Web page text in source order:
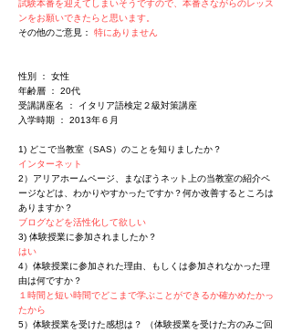
試験本番を迎えてしまいそうですので、本番さながらのレッス
ンをお願いできたらと思います。
その他のご意見： 特にありません
性別 ： 女性
年齢層 ： 20代
受講講座名 ： イタリア語検定２級対策講座
入学時期 ： 2013年６月
1) どこで当教室（SAS）のことを知りましたか？
インターネット
2）アリアホームページ、まなぼうネット上の当教室の紹介ペ
ージなどは、わかりやすかったですか？何か改善するところは
ありますか？
ブログなどを活性化して欲しい
3) 体験授業に参加されましたか？
はい
4）体験授業に参加された理由、もしくは参加されなかった理
由は何ですか？
１時間と短い時間でどこまで学ぶことができるか確かめたかっ
たから
5）体験授業を受けた感想は？ （体験授業を受けた方のみご回